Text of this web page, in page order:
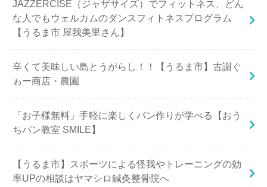
JAZZERCISE（ジャザサイズ）でフィットネス、どん
な人でもウェルカムのダンスフィトネスプログラム
【うるま市 屋我美里さん】
辛くて美味しい島とうがらし！！【うるま市】古謝ぐ
ゎー商店・農園
「お子様無料」手軽に楽しくパン作りが学べる【おう
ちパン教室 SMILE】
【うるま市】スポーツによる怪我やトレーニングの効
率UPの相談はヤマシロ鍼灸整骨院へ